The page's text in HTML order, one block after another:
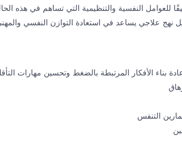
النفسية والتنظيمية التي تساهم في هذه
نهج علاجي يساعد في استعادة التوازن النفسي
بناء الأفكار المرتبطة بالضغط وتحسين مهارات
التنفس